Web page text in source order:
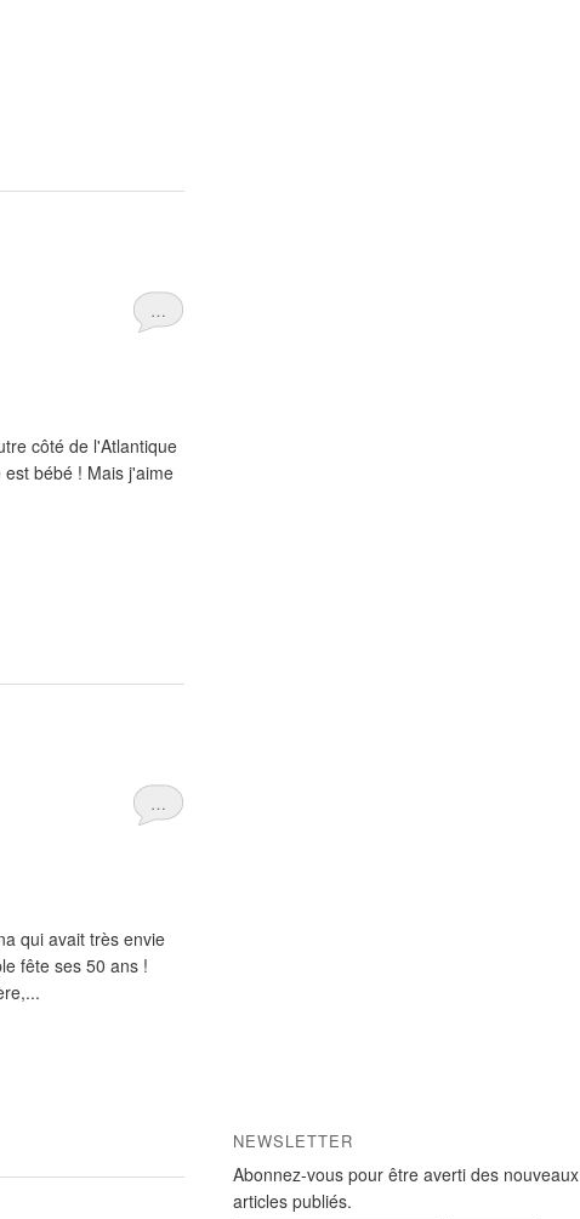
…
côté de l'Atlantique
bébé ! Mais j'aime
…
qui avait très envie
fête ses 50 ans !
NEWSLETTER
Abonnez-vous pour être averti des nouveaux
articles publiés.